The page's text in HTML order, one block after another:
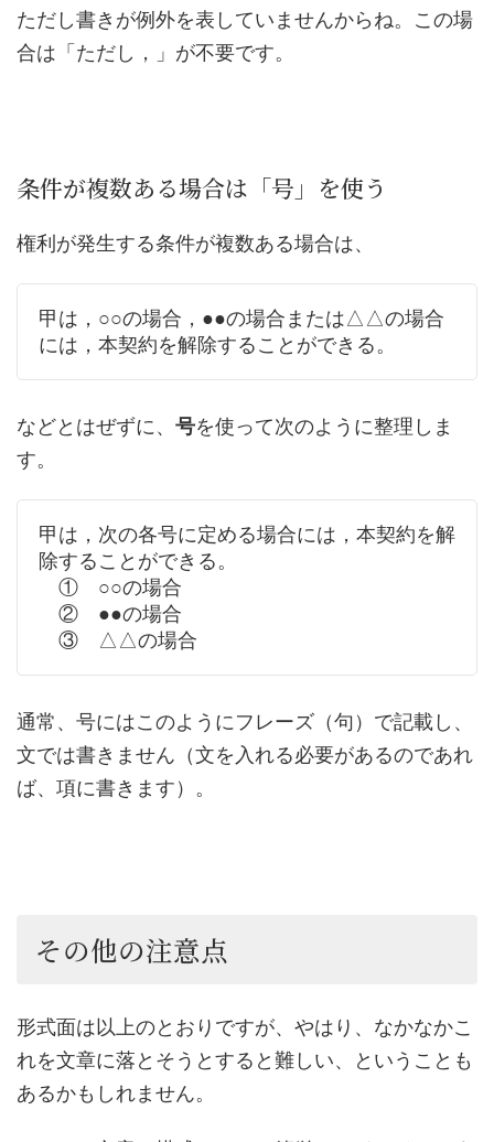
ただし書きが例外を表していませんからね。この場
合は「ただし，」が不要です。
条件が複数ある場合は「号」を使う
権利が発生する条件が複数ある場合は、
甲は，○○の場合，●●の場合または△△の場合
には，本契約を解除することができる。
などとはぜずに、 号を使って次のように整理しま
す。
甲は，次の各号に定める場合には，本契約を解
除することができる。
① ○○の場合
② ●●の場合
③ △△の場合
通常、号にはこのようにフレーズ（句）で記載し、
文では書きません（文を入れる必要があるのであれ
ば、項に書きます）。
その他の注意点
形式面は以上のとおりですが、やはり、なかなかこ
れを文章に落とそうとすると難しい、ということも
あるかもしれません。